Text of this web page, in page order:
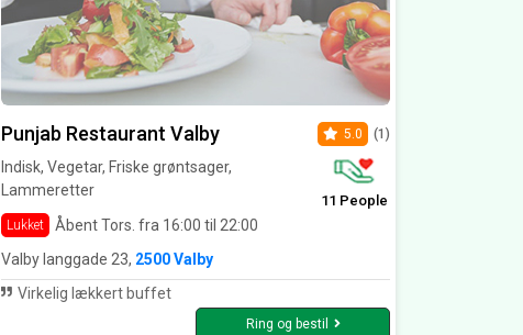
Punjab Restaurant Valby
Indisk, Vegetar, Friske grøntsager,
Lammeretter
Lukket Åbent Tors. fra 16:00 til 22:00
5.0 (1)
11 People
Valby langgade 23, 2500 Valby
Virkelig lækkert buffet
Ring og bestil